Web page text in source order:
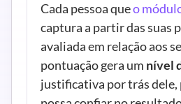
Cada pessoa que o
captura a partir das suas
avaliada em relação aos
pontuação gera um nível
justificativa por trás dele,